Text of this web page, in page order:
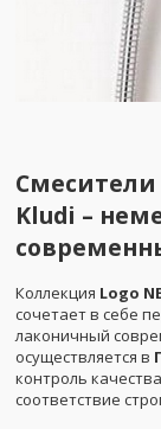
Смесители
Kludi –
Коллекция Logo
сочетает в себе
лаконичный
осуществляется в
контроль
соответствие